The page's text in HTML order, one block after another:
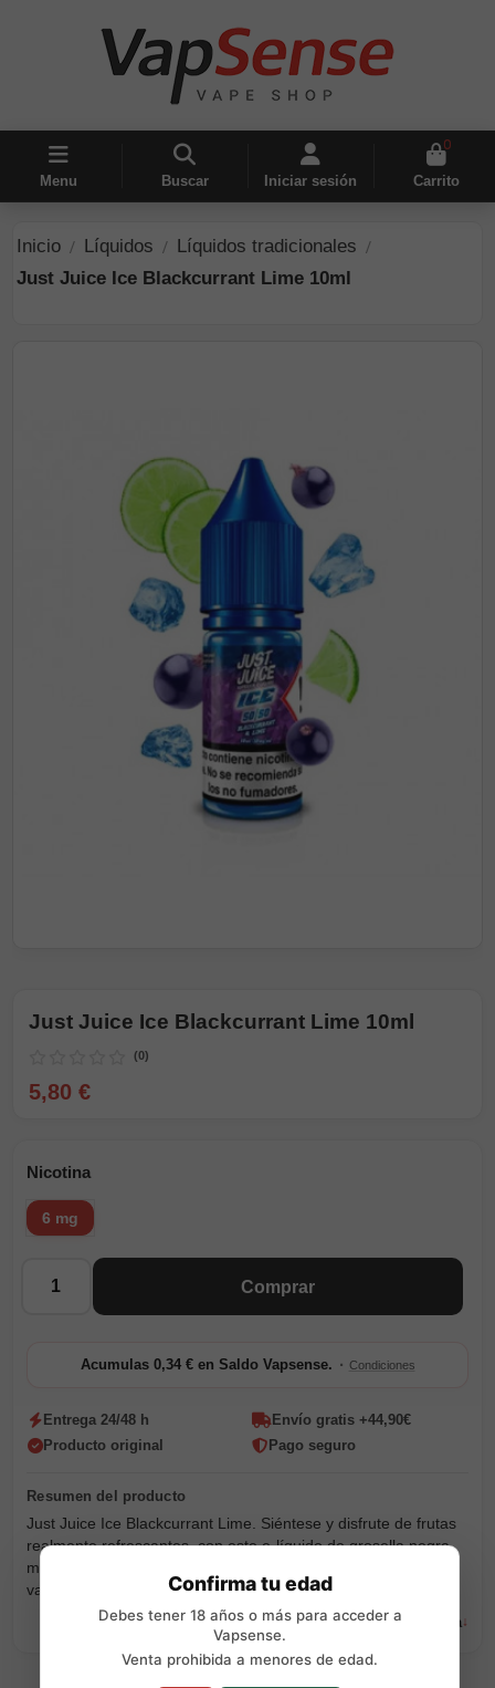
Menu Buscar Iniciar sesión
0
Carrito
Inicio Líquidos
Líquidos tradicionales
Just Juice Ice Blackcurrant Lime 10ml
Just Juice Ice Blackcurrant Lime 10ml
(0)
5,80 €
Nicotina
6 mg
Comprar
Acumulas 0,34 € en Saldo Vapsense. · Condiciones
Entrega 24/48 h
Envío gratis +44,90€
Producto original
Pago seguro
Just Juice Ice Blackcurrant Lime. Siéntese y disfrute de frutas
realmente refrescantes, con este e-líquido de grosella negra
mezclado con lima fresca y un toque de hielo que ofrecerá el
vapeo perfecto para el verano.
Leer descripción completa
Confirma tu edad
Debes tener 18 años o más para acceder a
Vapsense.
Venta prohibida a menores de edad.